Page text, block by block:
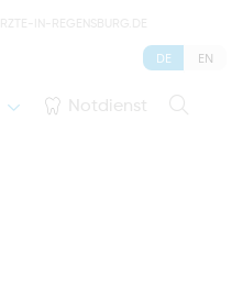
Notdienst
DE EN